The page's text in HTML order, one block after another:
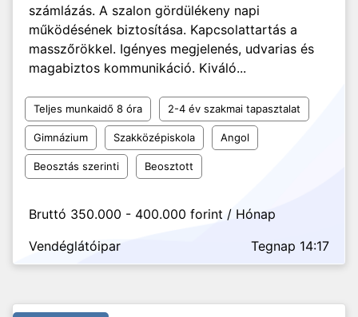
számlázás. A szalon gördülékeny napi
működésének biztosítása. Kapcsolattartás a
masszőrökkel. Igényes megjelenés, udvarias és
magabiztos kommunikáció. Kiváló...
Teljes munkaidő 8 óra 2-4 év szakmai tapasztalat
Gimnázium Szakközépiskola Angol
Beosztás szerinti Beosztott
Bruttó 350.000 - 400.000 forint / Hónap
Vendéglátóipar
Tegnap 14:17